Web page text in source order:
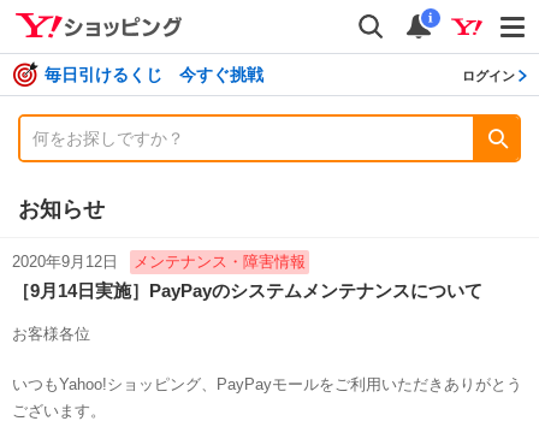
検索
通知
i
毎日引けるくじ 今すぐ挑戦 ログイン
お知らせ
2020年9月12日 メンテナンス・障害情報
［9月14日実施］PayPayのシステムメンテナンスについて
お客様各位
いつもYahoo!ショッピング、PayPayモールをご利用いただきありがとう
ございます。